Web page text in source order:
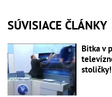
SÚVISIACE ČLÁNKY
Bitka v
stoličky!